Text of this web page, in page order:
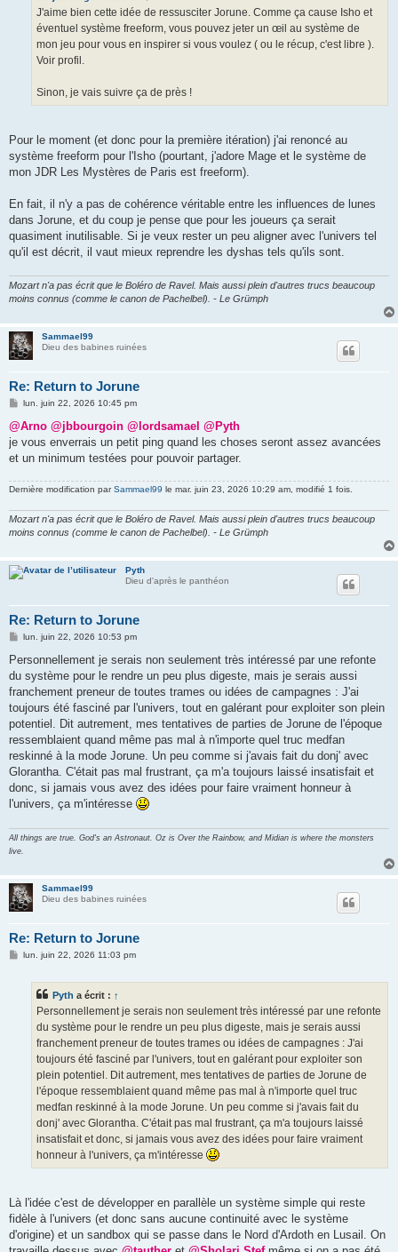
J'aime bien cette idée de ressusciter Jorune. Comme ça cause Isho et
éventuel système freeform, vous pouvez jeter un œil au système de
mon jeu pour vous en inspirer si vous voulez ( ou le récup, c'est libre ).
Voir profil.
Sinon, je vais suivre ça de près !
Pour le moment (et donc pour la première itération) j'ai renoncé au
système freeform pour l'Isho (pourtant, j'adore Mage et le système de
mon JDR Les Mystères de Paris est freeform).
En fait, il n'y a pas de cohérence véritable entre les influences de lunes
dans Jorune, et du coup je pense que pour les joueurs ça serait
quasiment inutilisable. Si je veux rester un peu aligner avec l'univers tel
qu'il est décrit, il vaut mieux reprendre les dyshas tels qu'ils sont.
Mozart n'a pas écrit que le Boléro de Ravel. Mais aussi plein d'autres trucs beaucoup
moins connus (comme le canon de Pachelbel). - Le Grümph
Sammael99
Dieu des babines ruinées
Re: Return to Jorune
M
s
a
g
lun. juin 22, 2026 10:45 pm
@Arno @jbbourgoin @lordsamael @Pyth
je vous enverrais un petit ping quand les choses seront assez avancées
et un minimum testées pour pouvoir partager.
Dernière modification parSammael99 le mar. juin 23, 2026 10:29 am, modifié 1 fois.
Mozart n'a pas écrit que le Boléro de Ravel. Mais aussi plein d'autres trucs beaucoup
moins connus (comme le canon de Pachelbel). - Le Grümph
Pyth
Dieu d'après le panthéon
Re: Return to Jorune
M
s
a
g
lun. juin 22, 2026 10:53 pm
Personnellement je serais non seulement très intéressé par une refonte
du système pour le rendre un peu plus digeste, mais je serais aussi
franchement preneur de toutes trames ou idées de campagnes : J'ai
toujours été fasciné par l'univers, tout en galérant pour exploiter son plein
potentiel. Dit autrement, mes tentatives de parties de Jorune de l'époque
ressemblaient quand même pas mal à n'importe quel truc medfan
reskinné à la mode Jorune. Un peu comme si j'avais fait du donj' avec
Glorantha. C'était pas mal frustrant, ça m'a toujours laissé insatisfait et
donc, si jamais vous avez des idées pour faire vraiment honneur à
l'univers, ça m'intéresse
All things are true. God's an Astronaut. Oz is Over the Rainbow, and Midian is where the monsters
live.
Sammael99
Dieu des babines ruinées
Re: Return to Jorune
Mlun. juin 22, 2026 11:03 pm
Pyth a écrit : ↑
Personnellement je serais non seulement très intéressé par une refonte
du système pour le rendre un peu plus digeste, mais je serais aussi
franchement preneur de toutes trames ou idées de campagnes : J'ai
toujours été fasciné par l'univers, tout en galérant pour exploiter son
plein potentiel. Dit autrement, mes tentatives de parties de Jorune de
l'époque ressemblaient quand même pas mal à n'importe quel truc
medfan reskinné à la mode Jorune. Un peu comme si j'avais fait du
donj' avec Glorantha. C'était pas mal frustrant, ça m'a toujours laissé
insatisfait et donc, si jamais vous avez des idées pour faire vraiment
honneur à l'univers, ça m'intéresse
Là l'idée c'est de développer en parallèle un système simple qui reste
fidèle à l'univers (et donc sans aucune continuité avec le système
d'origine) et un sandbox qui se passe dans le Nord d'Ardoth en Lusail. On